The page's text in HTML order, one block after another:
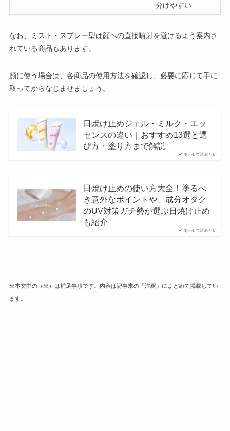
分けやすい
なお、ミスト・スプレー型は顔への直接噴射を避けるよう案内さ
れている商品もあります。
顔に使う場合は、各商品の使用方法を確認し、必要に応じて手に
取ってからなじませましょう。
あわせて読みたい
日焼け止めジェル・ミルク・エッ
センスの違い｜おすすめ13選と選
び方・塗り方まで解説
あわせて読みたい
日焼け止めの使い方大全！塗るべ
き意外なポイントや、成分オタク
のUV対策ガチ勢が選ぶ日焼け止め
も紹介
※本文中の（※）は補足事項です。内容は記事末の「注釈」にまとめて掲載してい
ます。